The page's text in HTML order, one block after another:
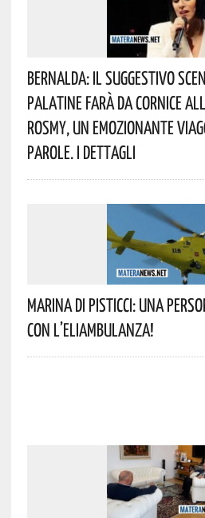
Bernalda: Il Suggestivo
Palatine Farà Da Cornice
Rosmy, Un Emozionante
Parole. I Dettagli
Marina Di Pisticci: Una
Con L’eliambulanza!